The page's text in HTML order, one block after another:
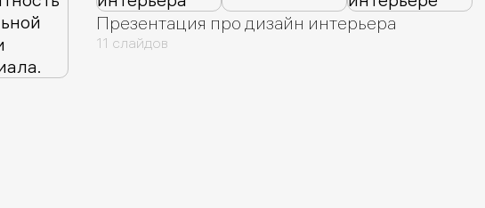
Презентация про дизайн интерьера
11 слайдов